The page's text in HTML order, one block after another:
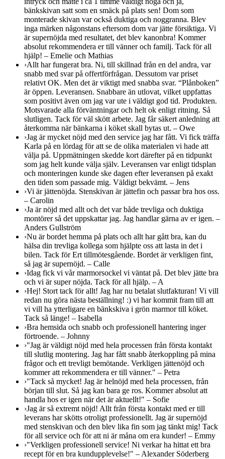
bänkskivan satt som en smäck på plats sen! Dom som
monterade skivan var också duktiga och noggranna. Blev
inga märken någonstans eftersom dom var jätte försiktiga. Vi
är supernöjda med resultatet, det blev kanonbra! Kommer
absolut rekommendera er till vänner och familj. Tack för all
hjälp! – Emelie och Mathias
›Allt har fungerat bra. Ni, till skillnad från en del andra, var
snabb med svar på offertförfrågan. Dessutom var priset
relativt OK. Men det är viktigt med snabba svar. “Plånboken”
är öppen. Leveransen. Snabbare än utlovat, vilket uppfattas
som positivt även om jag var ute i väldigt god tid. Produkten.
Motsvarade alla förväntningar och helt ok enligt ritning. Så
slutligen. Tack för väl skött arbete. Jag får säkert anledning att
återkomma när bänkarna i köket skall bytas ut. – Owe
›Jag är mycket nöjd med den service jag har fått. Vi fick träffa
Karla på en lördag för att se de olika materialen vi hade att
välja på. Uppmätningen skedde kort därefter på en tidpunkt
som jag helt kunde välja själv. Leveransen var enligt tidsplan
och monteringen kunde ske dagen efter leveransen på exakt
den tiden som passade mig. Väldigt bekvämt. – Jens
›Vi är jättenöjda. Stenskivan är jättefin och passar bra hos oss.
– Carolin
›Ja är nöjd med allt och det var både trevliga och duktiga
montörer så det uppskattar jag. Jag handlar gärna av er igen. –
Anders Gullström
›Nu är bordet hemma på plats och allt har gått bra, kan du
hälsa din trevliga kollega som hjälpte oss att lasta in det i
bilen. Tack för Ert tillmötesgående. Bordet är verkligen fint,
så jag är supernöjd. – Calle
›Idag fick vi vår marmorsockel vi väntat på. Det blev jätte bra
och vi är super nöjda. Tack för all hjälp. – A
›Hej! Stort tack för allt! Jag har nu betalat slutfakturan! Vi vill
redan nu göra nästa beställning! :) vi har kommit fram till att
vi vill ha ytterligare en bänkskiva i grön marmor till köket.
Tack så länge! – Isabella
›Bra hemsida och snabb och professionell hantering inger
förtroende. – Johnny
›"Jag är väldigt nöjd med hela processen från första kontakt
till slutlig montering. Jag har fått snabb återkoppling på mina
frågor och ett trevligt bemötande. Verkligen jättenöjd och
kommer att rekommendera er till vänner." – Petra
›"Tack så mycket! Jag är helnöjd med hela processen, från
början till slut. Så jag kan bara ge ros. Kommer absolut att
handla hos er igen när det är aktuellt!" – Sofie
›Jag är så extremt nöjd! Allt från första kontakt med er till
leverans har skötts otroligt professionellt. Jag är supernöjd
med stenskivan och den blev lika fin som jag tänkt mig! Tack
för all service och för att ni är måna om era kunder! – Emmy
›"Verkligen professionell service! Ni verkar ha hittat ett bra
recept för en bra kundupplevelse!" – Alexander Söderberg